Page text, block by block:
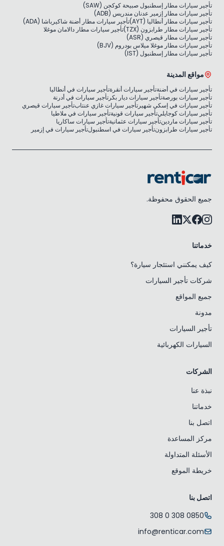
تأجير سيارات مطار إسطنبول صبيحة كوكجن (SAW)
تأجير سيارات مطار إزمير عدنان مندريس (ADB)
تأجير سيارات مطار أنطاليا (AYT)
تأجير سيارات مطار أضنة شاكيرباشا (ADA)
تأجير سيارات مطار طرابزون (TZX)
تأجير سيارات مطار دالامان موغلا
تأجير سيارات مطار قيصري (ASR)
تأجير سيارات مطار موغلا ميلاس بودروم (BJV)
تأجير سيارات مطار إسطنبول (IST)
مواقع المدينة
تأجير سيارات في أضنةتأجير سيارات أنقرةتأجير سيارات في أنطاليا
تأجير سيارات بورصةتأجير سيارات ديار بكرتأجير سيارات في أدرنة
تأجير سيارات في إسكي شهيرتأجير سيارات غازي عنتابتأجير سيارات قيصري
تأجير سيارات كوجايليتأجير سيارات قونيةتأجير سيارات في ملاطيا
تأجير سيارات ماردينتأجير سيارات عثمانيةتأجير سيارات ساكاريا
تأجير سيارات طرابزونتأجير سيارات في اسطنبولتأجير سيارات في إزمير
جميع الحقوق محفوظة.
خدماتنا
كيف يمكنني استئجار سيارة؟
شركات تأجير السيارات
جميع المواقع
مدونة
تأجير السيارات
السيارات الكهربائية
الشركات
نبذة عنا
خدماتنا
اتصل بنا
مركز المساعدة
الأسئلة المتداولة
خريطة الموقع
اتصل بنا
0850 308 0 308
info@renticar.com